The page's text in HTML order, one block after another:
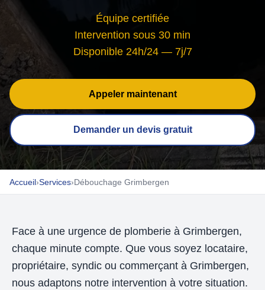
Équipe certifiée
Intervention sous 30 min
Disponible 24h/24 — 7j/7
Appeler maintenant
Demander un devis gratuit
Accueil›Services›Débouchage Grimbergen
Face à une urgence de plomberie à Grimbergen,
chaque minute compte. Que vous soyez locataire,
propriétaire, syndic ou commerçant à Grimbergen,
nous adaptons notre intervention à votre situation.